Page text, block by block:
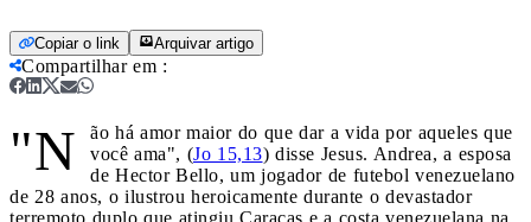
Copiar o link Arquivar artigo
Compartilhar em :
"N
ão há amor maior do que dar a vida por aqueles que
você ama", (Jo 15,13) disse Jesus. Andrea, a esposa
de Hector Bello, um jogador de futebol venezuelano
de 28 anos, o ilustrou heroicamente durante o devastador
terremoto duplo que atingiu Caracas e a costa venezuelana na